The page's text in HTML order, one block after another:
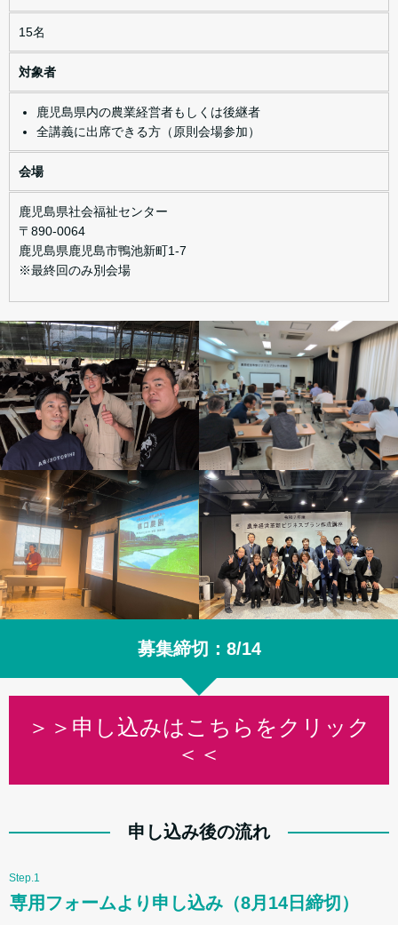
15名
対象者
鹿児島県内の農業経営者もしくは後継者
全講義に出席できる方（原則会場参加）
会場
鹿児島県社会福祉センター
〒890-0064
鹿児島県鹿児島市鴨池新町1-7
※最終回のみ別会場
募集締切：8/14
＞＞申し込みはこちらをクリック
＜＜
申し込み後の流れ
Step.1
専用フォームより申し込み（8月14日締切）